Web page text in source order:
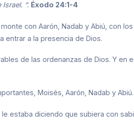
“. Éxodo 24:1-4
con Aarón, Nadab y Abiú, con
entrar a la presencia de Dios.
de las ordenanzas de Dios. Y en
Moisés, Aarón, Nadab y Abiú.
estaba diciendo que subiera con